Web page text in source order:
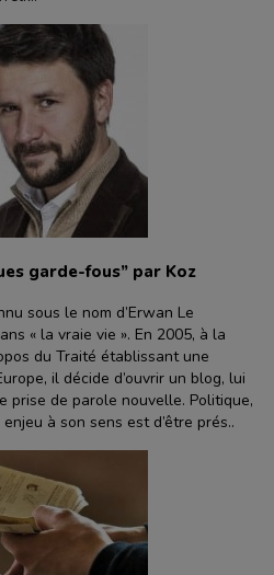
garde-fous” par Koz
sous le nom d’Erwan Le
« la vraie vie ». En 2005, à la
du Traité établissant une
il décide d’ouvrir un blog, lui
prise de parole nouvelle. Politique,
à son sens est d’être prés..